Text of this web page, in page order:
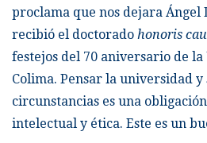
proclama que nos dejara Ángel
recibió el doctorado honoris
festejos del 70 aniversario de
Colima. Pensar la universidad y
circunstancias es una
intelectual y ética. Este es un